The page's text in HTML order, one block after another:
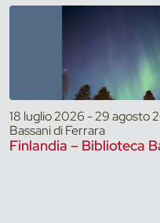
18 luglio 2026 - 29 agosto
Bassani di Ferrara
Finlandia – Biblioteca